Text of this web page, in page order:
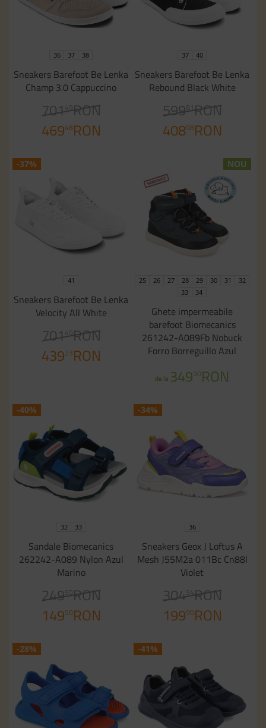
36 37 38
Sneakers Barefoot Be Lenka
Champ 3.0 Cappuccino
701 49
RON
46948RON
37 40
Sneakers Barefoot Be Lenka
Rebound Black White
599 81RON
40898RON
-37%
41
Sneakers Barefoot Be Lenka
Velocity All White
701 49
RON
43923RON
NOU
25 26 27 28 29 30 31
32
33
34
Ghete impermeabile
barefoot Biomecanics
261242-A089Fb Nobuck
Forro Borreguillo Azul
de la 34990RON
-40%
32 33
Sandale Biomecanics
262242-A089 Nylon Azul
Marino
249 90RON
14990RON
-34%
36
Sneakers Geox J Loftus A
Mesh J55M2a 011Bc Cn88l
Violet
304 94RON
19990RON
-28% -41%